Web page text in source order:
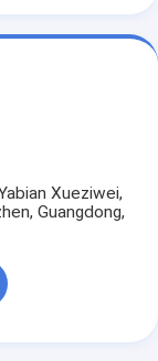
Xueziwei,
Guangdong,